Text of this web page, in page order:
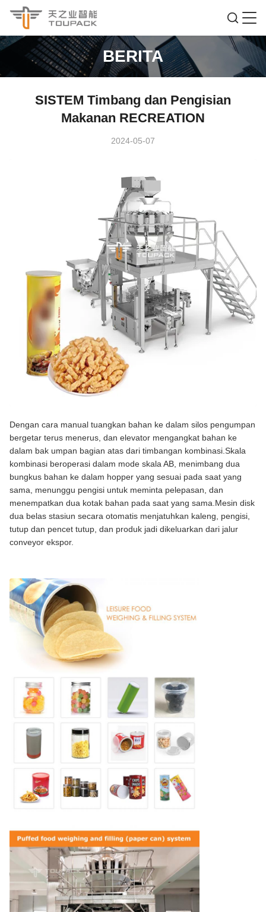
BERITA
SISTEM Timbang dan Pengisian
Makanan RECREATION
2024-05-07
Dengan cara manual tuangkan bahan ke dalam silos pengumpan
bergetar terus menerus, dan elevator mengangkat bahan ke
dalam bak umpan bagian atas dari timbangan kombinasi.Skala
kombinasi beroperasi dalam mode skala AB, menimbang dua
bungkus bahan ke dalam hopper yang sesuai pada saat yang
sama, menunggu pengisi untuk meminta pelepasan, dan
menempatkan dua kotak bahan pada saat yang sama.Mesin disk
dua belas stasiun secara otomatis menjatuhkan kaleng, pengisi,
tutup dan pencet tutup, dan produk jadi dikeluarkan dari jalur
conveyor ekspor.